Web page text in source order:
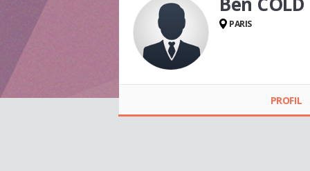
PARIS
PROFIL